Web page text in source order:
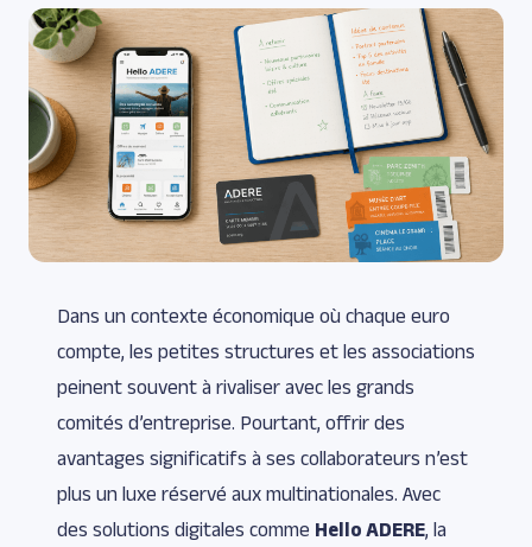
Dans un contexte économique où chaque euro
compte, les petites structures et les associations
peinent souvent à rivaliser avec les grands
comités d’entreprise. Pourtant, offrir des
avantages significatifs à ses collaborateurs n’est
plus un luxe réservé aux multinationales. Avec
des solutions digitales comme Hello ADERE , la